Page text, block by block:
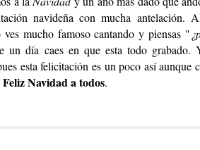
navideña con mucha antelación.
ves mucho famoso cantando y piensas "
un día caes en que esta todo grabado.
esta felicitación es un poco así
Feliz Navidad a todos.